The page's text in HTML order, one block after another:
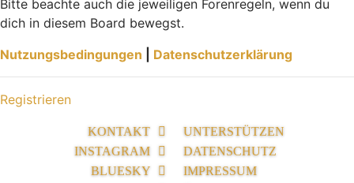
Bitte beachte auch die jeweiligen Forenregeln, wenn du
dich in diesem Board bewegst.
Nutzungsbedingungen
Datenschutzerklärung
Registrieren
KONTAKT
INSTAGRAM
BLUESKY
UNTERSTÜTZEN
DATENSCHUTZ
IMPRESSUM